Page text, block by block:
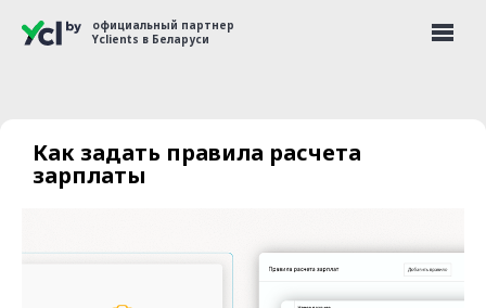
официальный партнер
Yclients в Беларуси
Как задать правила расчета
зарплаты